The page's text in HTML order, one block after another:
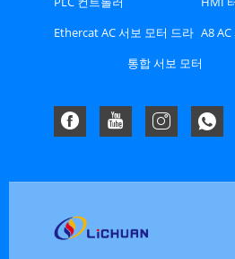
드라이버
Ethercat AC 서보 모터 드라 A8
통합 서보 모터